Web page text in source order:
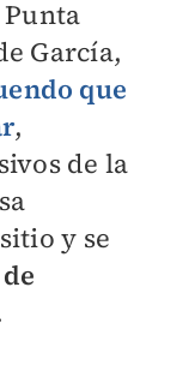
García,
que
,
de la
y se